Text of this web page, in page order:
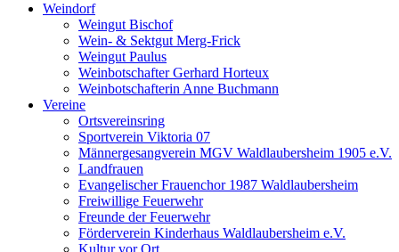
Weindorf
Weingut Bischof
Wein- & Sektgut Merg-Frick
Weingut Paulus
Weinbotschafter Gerhard Horteux
Weinbotschafterin Anne Buchmann
Vereine
Ortsvereinsring
Sportverein Viktoria 07
Männergesangverein MGV Waldlaubersheim 1905 e.V.
Landfrauen
Evangelischer Frauenchor 1987 Waldlaubersheim
Freiwillige Feuerwehr
Freunde der Feuerwehr
Förderverein Kinderhaus Waldlaubersheim e.V.
Kultur vor Ort